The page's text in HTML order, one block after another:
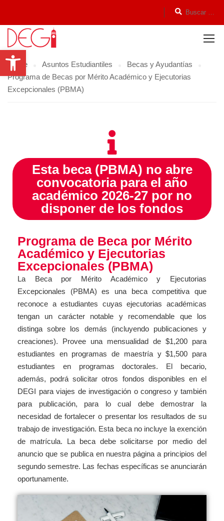
Open toolbar
Home Asuntos Estudiantiles
Becas y Ayudantías
Programa de Becas por Mérito Académico y Ejecutorias
Excepcionales (PBMA)
Esta beca (PBMA) no abre
convocatoria para el año
académico 2026-27 por no
disponer de los fondos
Programa de Beca por Mérito
Académico y Ejecutorias
Excepcionales (PBMA)
La Beca por Mérito Académico y Ejecutorias
Excepcionales (PBMA) es una beca competitiva que
reconoce a estudiantes cuyas ejecutorias académicas
tengan un carácter notable y recomendable que los
distinga sobre los demás (incluyendo publicaciones y
creaciones). Provee una mensualidad de $1,200 para
estudiantes en programas de maestría y $1,500 para
estudiantes en programas doctorales. El becario,
además, podrá solicitar otros fondos disponibles en el
DEGI para viajes de investigación o congreso y también
para publicación, para lo cual debe demostrar la
necesidad de fortalecer o presentar los resultados de su
trabajo de investigación. Esta beca no incluye la exención
de matrícula. La beca debe solicitarse por medio del
anuncio que se publica en nuestra página a principios del
segundo semestre. Las fechas específicas se anunciarán
oportunamente.